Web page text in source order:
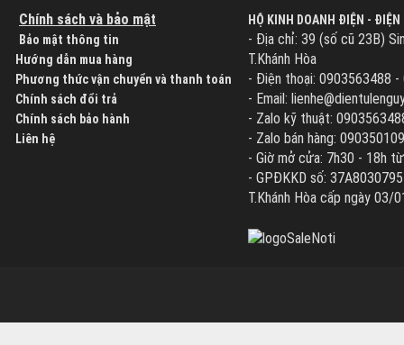
Chính sách và bảo mật
Bảo mật thông tin
Hướng dẫn mua hàng
Phương thức vận chuyển và thanh toán
Chính sách đổi trả
Chính sách bảo hành
Liên hệ
HỘ KINH DOANH ĐIỆN - ĐIỆN
- Địa chỉ: 39 (số cũ 23B)
T.Khánh Hòa
- Điện thoại: 0903563488
- Email:
- Zalo kỹ thuật:
- Zalo bán hàng:
- Giờ mở cửa: 7h30 - 18h
- GPĐKKD số:
T.Khánh Hòa cấp ngày 03/